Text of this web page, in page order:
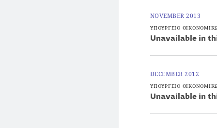
NOVEMBER 2013
ΥΠΟΥΡΓΕΙΟ
Unavailable in
DECEMBER 2012
ΥΠΟΥΡΓΕΙΟ
Unavailable in